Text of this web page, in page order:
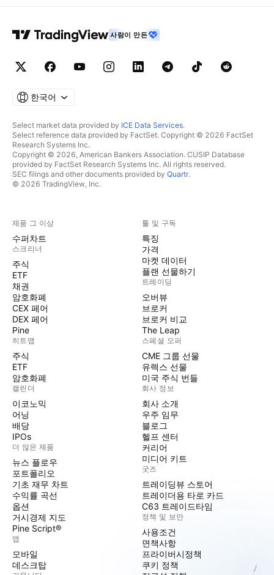
사람이 만든
한국어
Select market data provided by ICE Data Services.
Select reference data provided by FactSet. Copyright © 2026 FactSet
Research Systems Inc.
Copyright © 2026, American Bankers Association. CUSIP Database
provided by FactSet Research Systems Inc. All rights reserved.
SEC filings and other documents provided by Quartr.
© 2026 TradingView, Inc.
제품 그 이상
수퍼차트
스크리너
주식
ETF
채권
암호화폐
CEX 페어
DEX 페어
Pine
히트맵
주식
ETF
암호화폐
캘린더
이코노믹
어닝
배당
IPOs
더 많은 제품
뉴스 플로우
포트폴리오
기초 재무 차트
수익률 곡선
옵션
거시경제 지도
Pine Script®
앱
모바일
데스크탑
툴 및 구독
특징
가격
마켓 데이터
플랜 선물하기
트레이딩
오버뷰
브로커
브로커 비교
The Leap
스페셜 오퍼
CME 그룹 선물
유렉스 선물
미국 주식 번들
회사 정보
회사 소개
우주 임무
블로그
헬프 센터
커리어
미디어 키트
굿즈
트레이딩뷰 스토어
트레이더용 타로 카드
C63 트레이드타임
정책 및 보안
사용조건
면책사항
프라이버시정책
쿠키 정책